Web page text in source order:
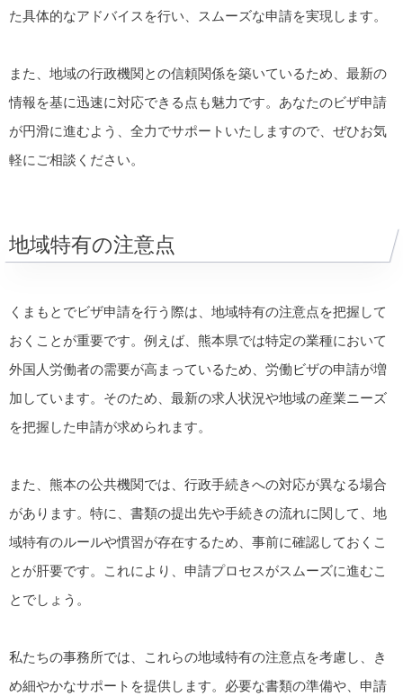
た具体的なアドバイスを行い、スムーズな申請を実現します。
また、地域の行政機関との信頼関係を築いているため、最新の
情報を基に迅速に対応できる点も魅力です。あなたのビザ申請
が円滑に進むよう、全力でサポートいたしますので、ぜひお気
軽にご相談ください。
地域特有の注意点
くまもとでビザ申請を行う際は、地域特有の注意点を把握して
おくことが重要です。例えば、熊本県では特定の業種において
外国人労働者の需要が高まっているため、労働ビザの申請が増
加しています。そのため、最新の求人状況や地域の産業ニーズ
を把握した申請が求められます。
また、熊本の公共機関では、行政手続きへの対応が異なる場合
があります。特に、書類の提出先や手続きの流れに関して、地
域特有のルールや慣習が存在するため、事前に確認しておくこ
とが肝要です。これにより、申請プロセスがスムーズに進むこ
とでしょう。
私たちの事務所では、これらの地域特有の注意点を考慮し、き
め細やかなサポートを提供します。必要な書類の準備や、申請